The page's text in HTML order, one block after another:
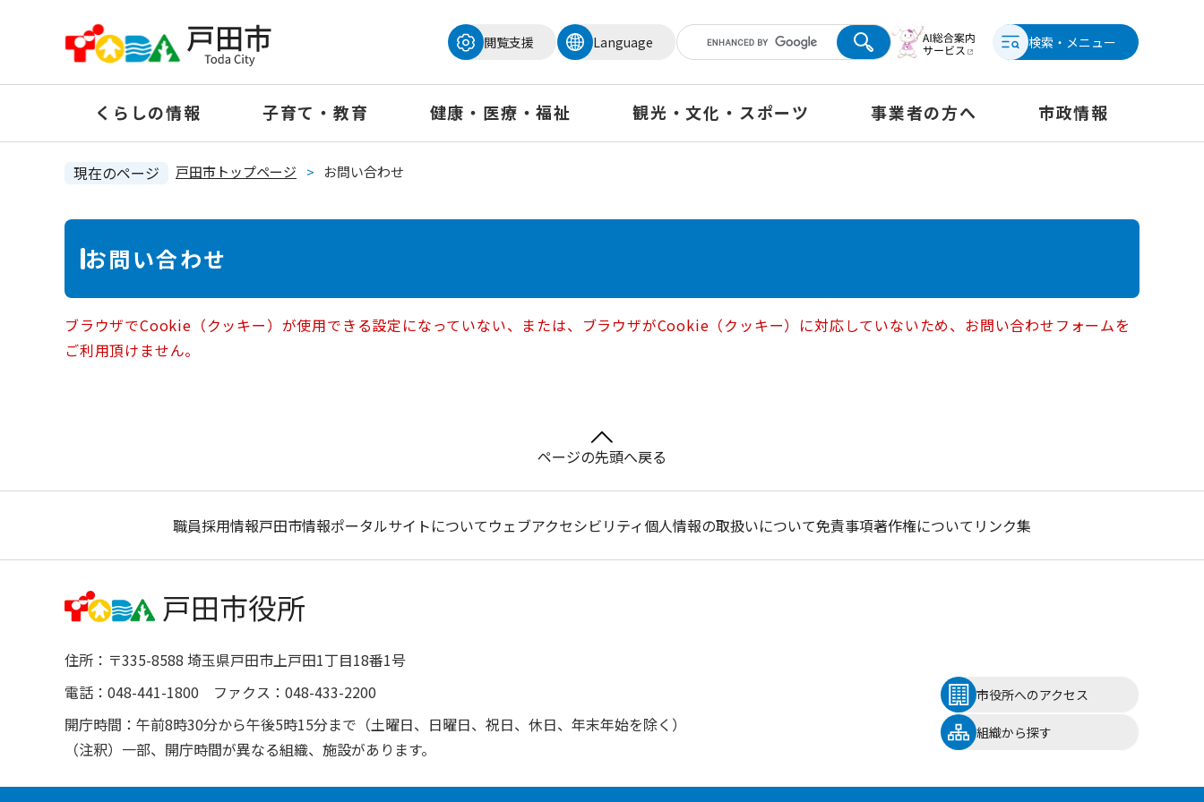
の
頭
閲覧支援
Language 検索・メニュー
くらしの情報 子育て・教育 健康・医療・福祉 観光・文化・スポーツ 事業者の方へ 市政情報
現在のページ 戸田市トップページ > お問い合わせ
本
お問い合わせ
ブラウザでCookie（クッキー）が使用できる設定になっていない、または、ブラウザがCookie（クッキー）に対応していないため、お問い合わせフォームを
ご利用頂けません。
ページの先頭へ戻る
職員採用情報戸田市情報ポータルサイトについてウェブアクセシビリティ個人情報の取扱いについて免責事項著作権について リンク集
住所：〒335-8588 埼玉県戸田市上戸田1丁目18番1号
電話：048-441-1800 ファクス：048-433-2200
開庁時間：午前8時30分から午後5時15分まで（土曜日、日曜日、祝日、休日、年末年始を除く）
（注釈）一部、開庁時間が異なる組織、施設があります。
市役所へのアクセス
組織から探す